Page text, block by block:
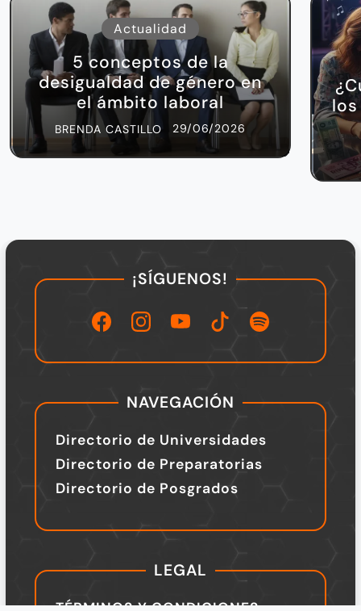
Actualidad
5 conceptos de la
desigualdad de género en
el ámbito laboral
BRENDA CASTILLO 29/06/2026
¡SÍGUENOS!
NAVEGACIÓN
Directorio de Universidades
Directorio de Preparatorias
Directorio de Posgrados
LEGAL